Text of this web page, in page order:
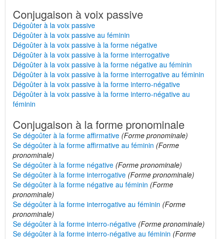
Conjugaison à voix passive
Dégoûter à la voix passive
Dégoûter à la voix passive au féminin
Dégoûter à la voix passive à la forme négative
Dégoûter à la voix passive à la forme interrogative
Dégoûter à la voix passive à la forme négative au féminin
Dégoûter à la voix passive à la forme interrogative au féminin
Dégoûter à la voix passive à la forme interro-négative
Dégoûter à la voix passive à la forme interro-négative au
féminin
Conjugaison à la forme pronominale
Se dégoûter à la forme affirmative (Forme pronominale)
Se dégoûter à la forme affirmative au féminin (Forme
pronominale)
Se dégoûter à la forme négative (Forme pronominale)
Se dégoûter à la forme interrogative (Forme pronominale)
Se dégoûter à la forme négative au féminin (Forme
pronominale)
Se dégoûter à la forme interrogative au féminin (Forme
pronominale)
Se dégoûter à la forme interro-négative (Forme pronominale)
Se dégoûter à la forme interro-négative au féminin (Forme